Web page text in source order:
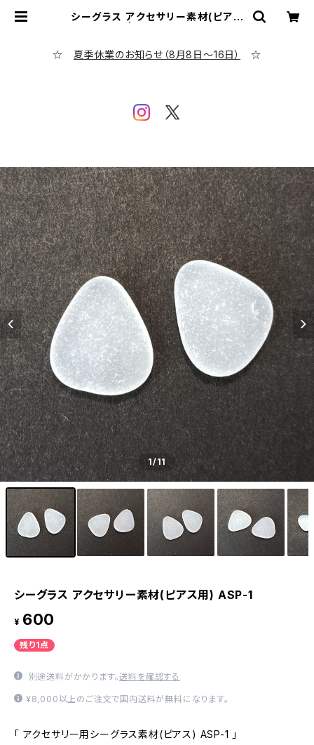
シーグラス アクセサリー素材(ピアス
☆ 夏季休業のお知らせ（8月8日～16日） ☆
1/11
シーグラス アクセサリー素材(ピアス用) ASP-1
¥ 600
残り1点
別途送料がかかります。送料を確認する
¥8,000以上のご注文で国内送料が無料になります。
「 アクセサリー用シーグラス素材(ピアス) ASP-1 」